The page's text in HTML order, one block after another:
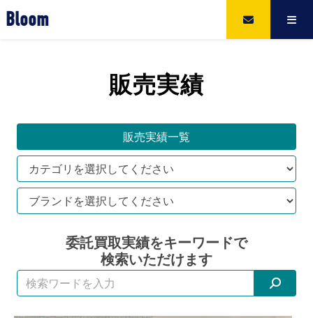
Bloom
販売実績
販売実績一覧
委託買取実績をキーワードで
検索いただけます